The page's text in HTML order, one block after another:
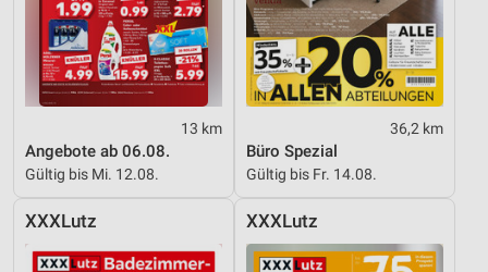
13 km
Angebote ab 06.08.
Gültig bis Mi. 12.08.
36,2 km
Büro Spezial
Gültig bis Fr. 14.08.
XXXLutz XXXLutz